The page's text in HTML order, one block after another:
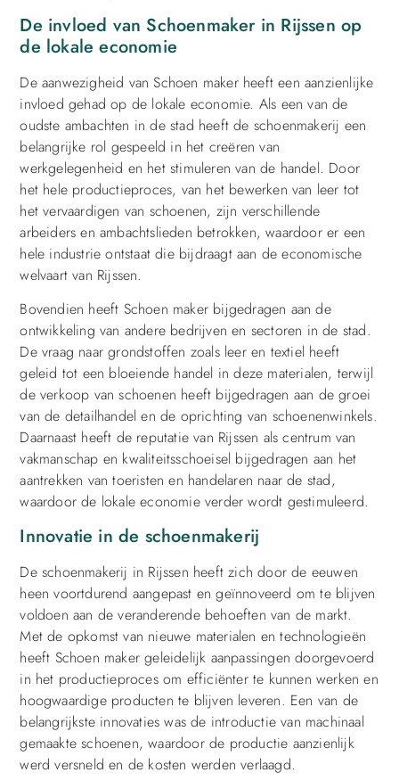
De invloed van Schoenmaker in Rijssen op
de lokale economie
De aanwezigheid van Schoen maker heeft een aanzienlijke
invloed gehad op de lokale economie. Als een van de
oudste ambachten in de stad heeft de schoenmakerij een
belangrijke rol gespeeld in het creëren van
werkgelegenheid en het stimuleren van de handel. Door
het hele productieproces, van het bewerken van leer tot
het vervaardigen van schoenen, zijn verschillende
arbeiders en ambachtslieden betrokken, waardoor er een
hele industrie ontstaat die bijdraagt aan de economische
welvaart van Rijssen.
Bovendien heeft Schoen maker bijgedragen aan de
ontwikkeling van andere bedrijven en sectoren in de stad.
De vraag naar grondstoffen zoals leer en textiel heeft
geleid tot een bloeiende handel in deze materialen, terwijl
de verkoop van schoenen heeft bijgedragen aan de groei
van de detailhandel en de oprichting van schoenenwinkels.
Daarnaast heeft de reputatie van Rijssen als centrum van
vakmanschap en kwaliteitsschoeisel bijgedragen aan het
aantrekken van toeristen en handelaren naar de stad,
waardoor de lokale economie verder wordt gestimuleerd.
Innovatie in de schoenmakerij
De schoenmakerij in Rijssen heeft zich door de eeuwen
heen voortdurend aangepast en geïnnoveerd om te blijven
voldoen aan de veranderende behoeften van de markt.
Met de opkomst van nieuwe materialen en technologieën
heeft Schoen maker geleidelijk aanpassingen doorgevoerd
in het productieproces om efficiënter te kunnen werken en
hoogwaardige producten te blijven leveren. Een van de
belangrijkste innovaties was de introductie van machinaal
gemaakte schoenen, waardoor de productie aanzienlijk
werd versneld en de kosten werden verlaagd.